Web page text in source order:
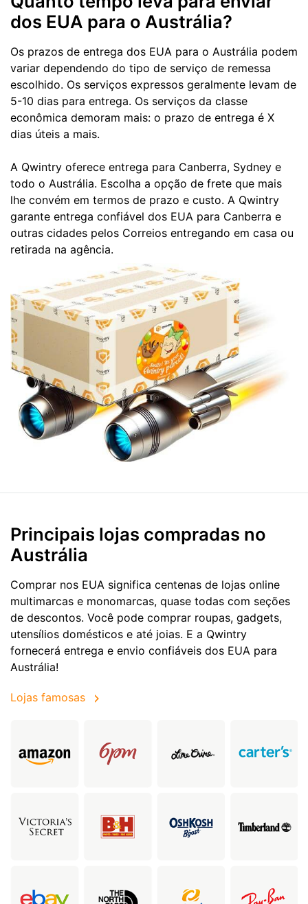
dos EUA para o Austrália?
Os prazos de entrega dos EUA para o Austrália podem
variar dependendo do tipo de serviço de remessa
escolhido. Os serviços expressos geralmente levam de
5-10 dias para entrega. Os serviços da classe
econômica demoram mais: o prazo de entrega é X
dias úteis a mais.
A Qwintry oferece entrega para Canberra, Sydney e
todo o Austrália. Escolha a opção de frete que mais
lhe convém em termos de prazo e custo. A Qwintry
garante entrega confiável dos EUA para Canberra e
outras cidades pelos Correios entregando em casa ou
retirada na agência.
Principais lojas compradas no
Austrália
Comprar nos EUA significa centenas de lojas online
multimarcas e monomarcas, quase todas com seções
de descontos. Você pode comprar roupas, gadgets,
utensílios domésticos e até joias. E a Qwintry
fornecerá entrega e envio confiáveis dos EUA para
Austrália!
Lojas famosas